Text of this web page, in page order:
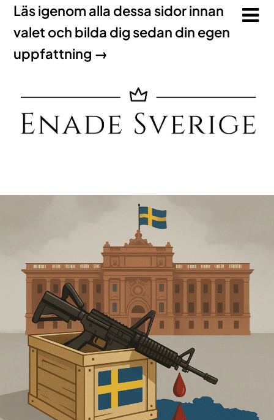
Läs igenom alla dessa sidor innan
valet och bilda dig sedan din egen
uppfattning →